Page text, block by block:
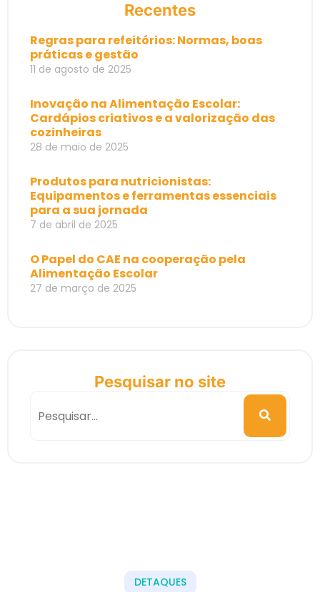
Recentes
Regras para refeitórios: Normas, boas
práticas e gestão
11 de agosto de 2025
Inovação na Alimentação Escolar:
Cardápios criativos e a valorização das
cozinheiras
28 de maio de 2025
Produtos para nutricionistas:
Equipamentos e ferramentas essenciais
para a sua jornada
7 de abril de 2025
O Papel do CAE na cooperação pela
Alimentação Escolar
27 de março de 2025
Pesquisar no site
DETAQUES